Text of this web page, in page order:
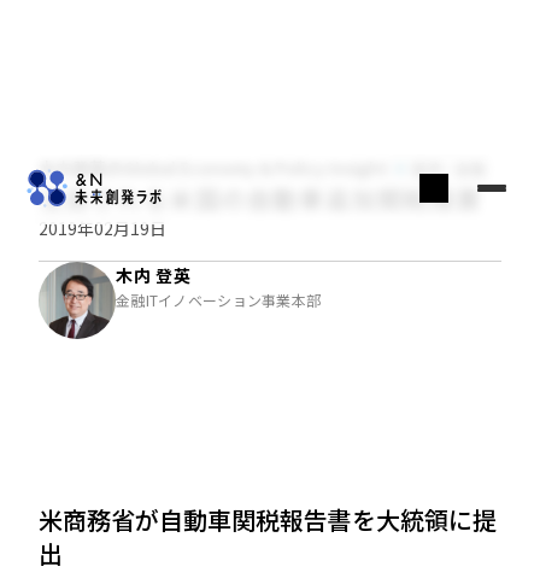
木内登英のGlobal Economy & Policy Insight
注目される米国の自動車追加関税措置
2019年02月19日
木内 登英
金融ITイノベーション事業本部
米商務省が自動車関税報告書を大統領に提
出